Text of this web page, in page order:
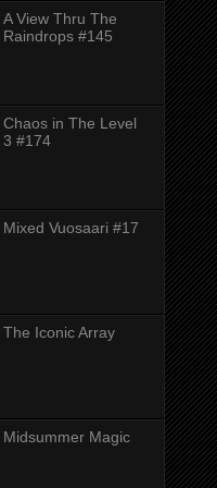
A View Thru The
Raindrops #145
Chaos in The Level
3 #174
Mixed Vuosaari #17
The Iconic Array
Midsummer Magic